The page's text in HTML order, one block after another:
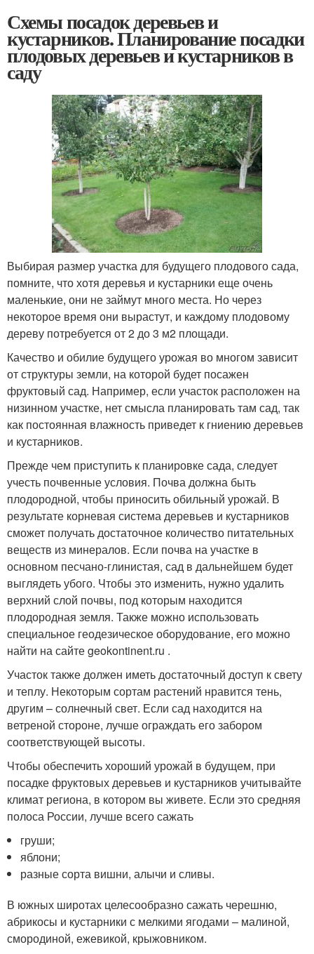
Схемы посадок деревьев и
кустарников. Планирование посадки
плодовых деревьев и кустарников в
саду
Выбирая размер участка для будущего плодового сада,
помните, что хотя деревья и кустарники еще очень
маленькие, они не займут много места. Но через
некоторое время они вырастут, и каждому плодовому
дереву потребуется от 2 до 3 м2 площади.
Качество и обилие будущего урожая во многом зависит
от структуры земли, на которой будет посажен
фруктовый сад. Например, если участок расположен на
низинном участке, нет смысла планировать там сад, так
как постоянная влажность приведет к гниению деревьев
и кустарников.
Прежде чем приступить к планировке сада, следует
учесть почвенные условия. Почва должна быть
плодородной, чтобы приносить обильный урожай. В
результате корневая система деревьев и кустарников
сможет получать достаточное количество питательных
веществ из минералов. Если почва на участке в
основном песчано-глинистая, сад в дальнейшем будет
выглядеть убого. Чтобы это изменить, нужно удалить
верхний слой почвы, под которым находится
плодородная земля. Также можно использовать
специальное геодезическое оборудование, его можно
найти на сайте geokontinent.ru .
Участок также должен иметь достаточный доступ к свету
и теплу. Некоторым сортам растений нравится тень,
другим – солнечный свет. Если сад находится на
ветреной стороне, лучше ограждать его забором
соответствующей высоты.
Чтобы обеспечить хороший урожай в будущем, при
посадке фруктовых деревьев и кустарников учитывайте
климат региона, в котором вы живете. Если это средняя
полоса России, лучше всего сажать
груши;
яблони;
разные сорта вишни, алычи и сливы.
В южных широтах целесообразно сажать черешню,
абрикосы и кустарники с мелкими ягодами – малиной,
смородиной, ежевикой, крыжовником.